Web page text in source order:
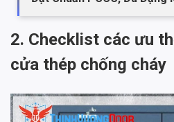
2. Checklist các ưu
cửa thép chống cháy